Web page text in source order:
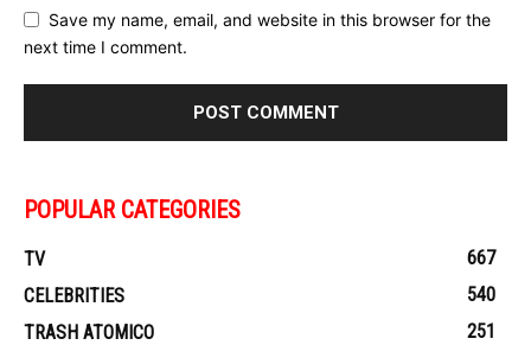
Save my name, email, and website in this browser for the
next time I comment.
POPULAR CATEGORIES
TV
667
CELEBRITIES
540
TRASH ATOMICO
251